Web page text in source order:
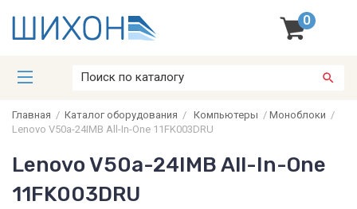
0
Главная / Каталог оборудования / Компьютеры / Моноблоки /
Lenovo V50a-24IMB All-In-One 11FK003DRU
Lenovo V50a-24IMB All-In-One
11FK003DRU